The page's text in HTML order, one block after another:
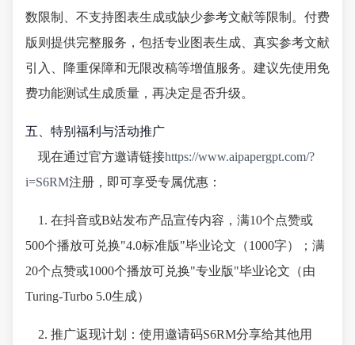
数限制、不支持图表生成或缺少参考文献等限制。付费
版则提供完整服务，包括专业图表生成、真实参考文献
引入、降重保障和无限改稿等增值服务。建议先使用免
费功能测试生成质量，再决定是否升级。
五、特别福利与活动推广
现在通过官方邀请链接https://www.aipapergpt.com/?
i=S6RM注册，即可享受专属优惠：
1. 在抖音或B站发布产品宣传内容，满10个点赞或
500个播放可兑换"4.0标准版"毕业论文（1000字）；满
20个点赞或1000个播放可兑换"专业版"毕业论文（由
Turing-Turbo 5.0生成）
2. 推广返现计划：使用邀请码S6RM分享给其他用